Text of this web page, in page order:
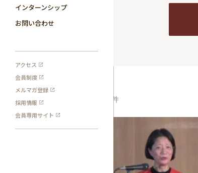
インターンシップ
お問い合わせ
アクセス
会員制度
メルマガ登録
採用情報
会員専用サイト
件